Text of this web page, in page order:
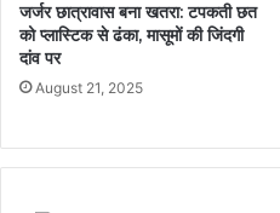
जर्जर छात्रावास बना खतरा: टपकती छत
को प्लास्टिक से ढंका, मासूमों की जिंदगी
दांव पर
August 21, 2025